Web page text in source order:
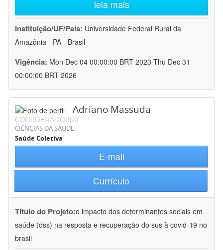
leia mais
Instituição/UF/País: Universidade Federal Rural da
Amazônia - PA - Brasil
Vigência: Mon Dec 04 00:00:00 BRT 2023-Thu Dec 31
00:00:00 BRT 2026
Adriano Massuda
COORDENADOR(A)
CIÊNCIAS DA SAÚDE
Saúde Coletiva
E-mail
Currículo
Título do Projeto:o impacto dos determinantes sociais em
saúde (dss) na resposta e recuperação do sus à covid-19 no
brasil